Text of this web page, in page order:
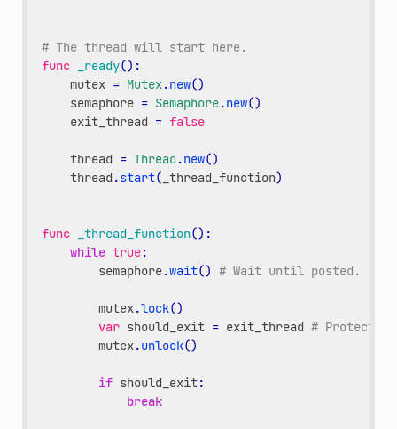
# The thread will start here.
func
_ready():
mutex = Mutex.new()
semaphore = Semaphore.new()
exit_thread = false
thread = Thread.new()
thread .start( _thread_function)
func _thread_function():
while true:
semaphore.wait() # Wait until posted.
mutex.lock()
var should_exit = exit_thread # Protect
mutex.unlock()
if should_exit:
break